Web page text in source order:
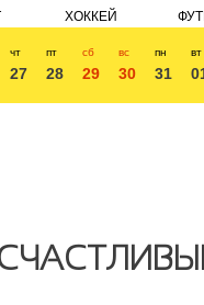
ХОККЕЙ
чт
27
пт
28
сб
29
вс
30
пн
31
вт